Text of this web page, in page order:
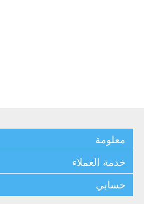
معلومة
خدمة العملاء
حسابي